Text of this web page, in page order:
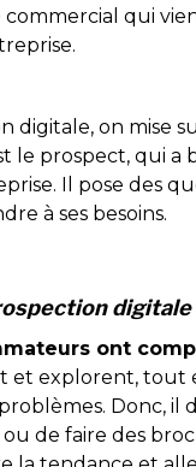
commercial qui
digitale, on mise
le prospect, qui
Il pose des
à ses besoins.
ont
explorent, tout
Donc, il
de faire des